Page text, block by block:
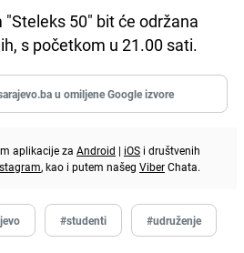
50" bit će održana
s početkom u 21.00 sati.
u omiljene Google izvore
aplikacije za Android | iOS i društvenih
, kao i putem našeg ViberChata.
#studenti #udruženje